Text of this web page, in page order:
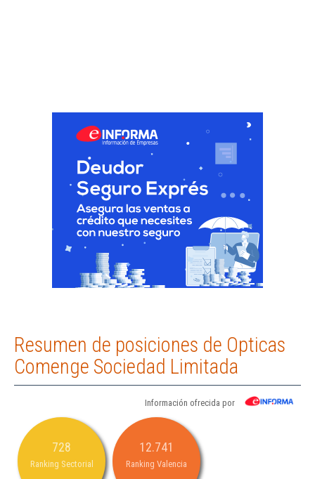
Resumen de posiciones de Opticas
Comenge Sociedad Limitada
Información ofrecida por
728
Ranking Sectorial
12.741
Ranking Valencia